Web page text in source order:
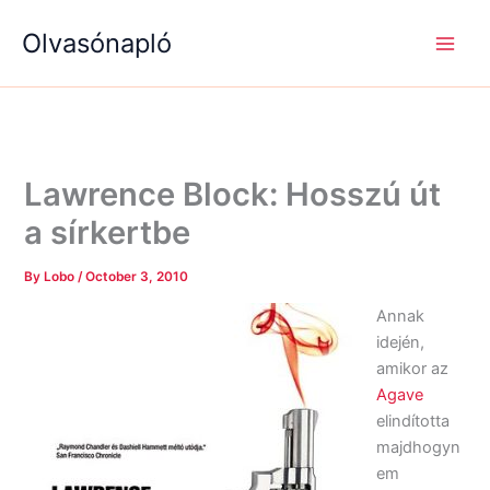
Olvasónapló
Lawrence Block: Hosszú út
a sírkertbe
By Lobo/October 3, 2010
Annak
idején,
amikor az
Agave
elindította
majdhogyn
em
e
a
é
g
k
é
g
k